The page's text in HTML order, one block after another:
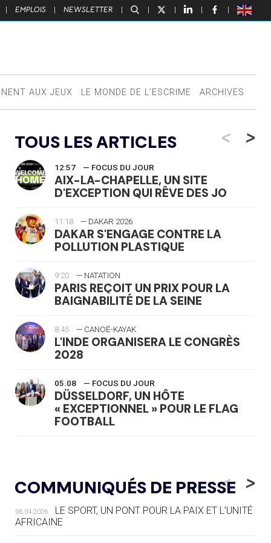
| EMPLOIS | NEWSLETTER | | | | |
AUX JEUX LE MONDE DE L’ESCRIME ARCHIVES
TOUS LES ARTICLES <
12:57 — FOCUS DU JOUR
AIX-LA-CHAPELLE, UN SITE
D'EXCEPTION QUI RÊVE DES JO
11:18 — DAKAR 2026
DAKAR S'ENGAGE CONTRE LA
POLLUTION PLASTIQUE
9:20 — NATATION
PARIS REÇOIT UN PRIX POUR LA
BAIGNABILITÉ DE LA SEINE
8:45 — CANOË-KAYAK
L'INDE ORGANISERA LE CONGRÈS
2028
05.08 — FOCUS DU JOUR
DÜSSELDORF, UN HÔTE
« EXCEPTIONNEL » POUR LE FLAG
FOOTBALL
LE RÊVE DE VOIR LA LUGE ALPINE
AUX JO « N'EST PAS FINI »
05.08 — TIR À L'ARC
DES MONDIAUX À BRISBANE SUR LA
>
COMMUNIQUÉS DE PRESSE
<
06.04.2026
LE SPORT, UN PONT POUR LA PAIX ET L’UNITÉ
AFRICAINE
>